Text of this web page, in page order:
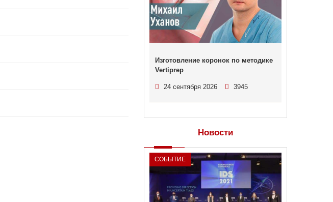
Изготовление коронок по методике
Vertiprep
24 сентября 2026 3945
Новости
СОБЫТИЕ